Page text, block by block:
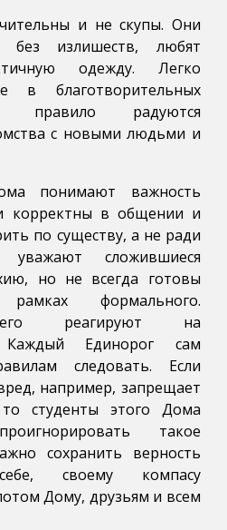
и не скупы. Они
без излишеств, любят
одежду. Легко
в благотворительных
правило радуются
с новыми людьми и
понимают важность
корректны в общении и
по существу, а не ради
сложившиеся
но не всегда готовы
формального.
реагируют на
Каждый Единорог сам
следовать. Если
например, запрещает
студенты этого Дома
такое
сохранить верность
своему компасу
Дому, друзьям и всем